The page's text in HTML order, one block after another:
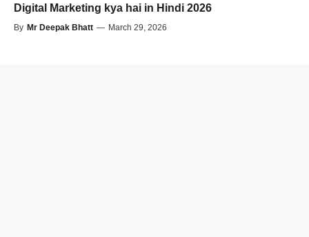
Digital Marketing kya hai in Hindi 2026
By Mr Deepak Bhatt — March 29, 2026